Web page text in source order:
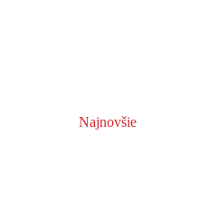
Najnovšie